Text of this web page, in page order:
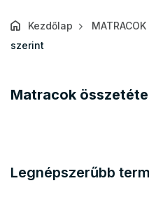
Kezdőlap MATRACOK
szerint
Matracok
Legnépszerűbb